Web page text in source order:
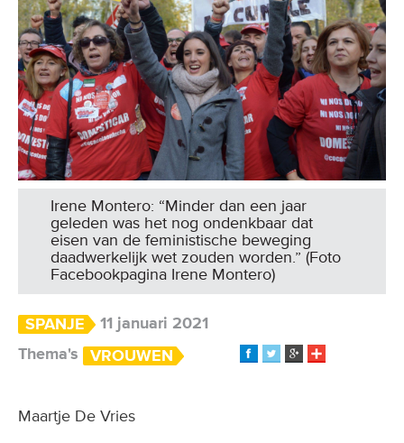
Irene Montero: “Minder dan een jaar
geleden was het nog ondenkbaar dat
eisen van de feministische beweging
daadwerkelijk wet zouden worden.” (Foto
Facebookpagina Irene Montero)
SPANJE
11 januari 2021
Thema's
VROUWEN
Maartje De Vries